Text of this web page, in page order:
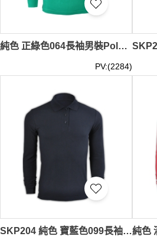
純色 正綠色064長袖男裝Polo恤 1AD01 來樣訂做DIY純色polo恤 純棉透氣polo恤 polo恤製造商 Polo恤價格
PV:(2284)
SKP204 純色 寶藍色099長袖男裝Polo恤 1AD01 設計訂製團體DIY純色polo恤 休閒運動polo恤 polo恤專門店 Polo恤價格